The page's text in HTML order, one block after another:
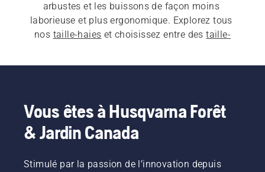
arbustes et les buissons de façon moins
laborieuse et plus ergonomique. Explorez tous
nos taille-haies et choisissez entre des taille-
perche électriques et à batterie. Si vous
Vous êtes à Husqvarna Forêt
& Jardin Canada
Stimulé par la passion de l’innovation depuis